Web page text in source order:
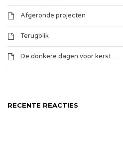
Afgeronde projecten
Terugblik
De donkere dagen voor kerst…
RECENTE REACTIES